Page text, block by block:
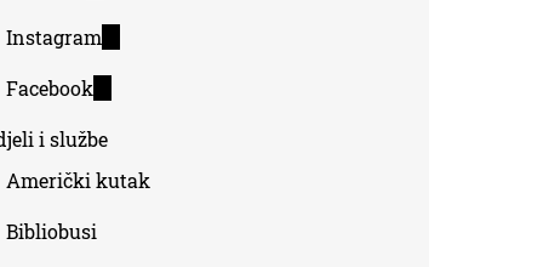
external)
Instagram(link
external)
Facebook
external)
i službe
Američki kutak
Bibliobusi